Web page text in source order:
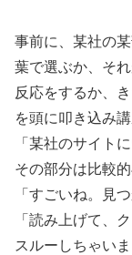
事前に、某社の
葉で選ぶか、そ
反応をするか、
を頭に叩き込み
「某社のサイト
その部分は比較
「すごいね。見
「読み上げて、
スルーしちゃいま